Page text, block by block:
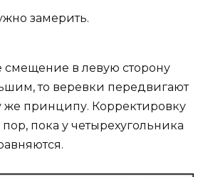
замерить.
смещение в левую сторону
то веревки передвигают
же принципу. Корректировку
пока у четырехугольника